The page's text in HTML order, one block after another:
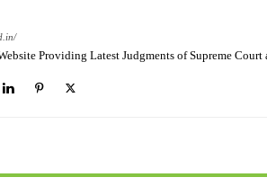
Providing Latest Judgments of Supreme